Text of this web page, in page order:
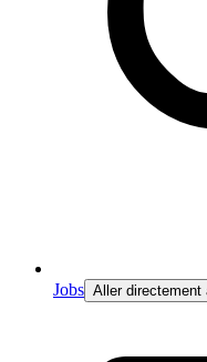
Jobs Aller directement